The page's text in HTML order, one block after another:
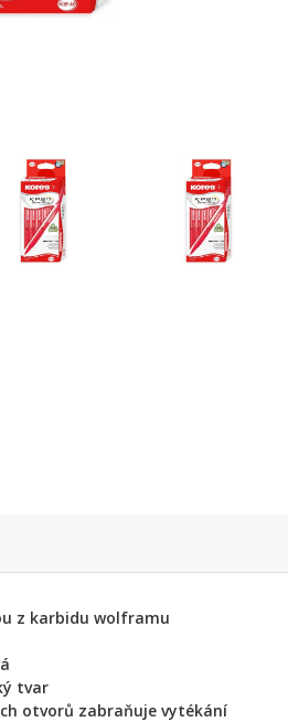
z karbidu wolframu
tvar
otvorů zabraňuje vytékání